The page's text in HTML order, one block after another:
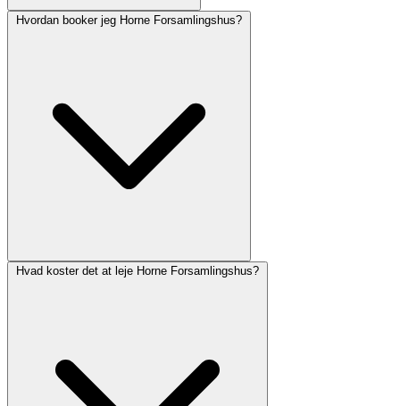
Hvordan booker jeg Horne Forsamlingshus?
Hvad koster det at leje Horne Forsamlingshus?